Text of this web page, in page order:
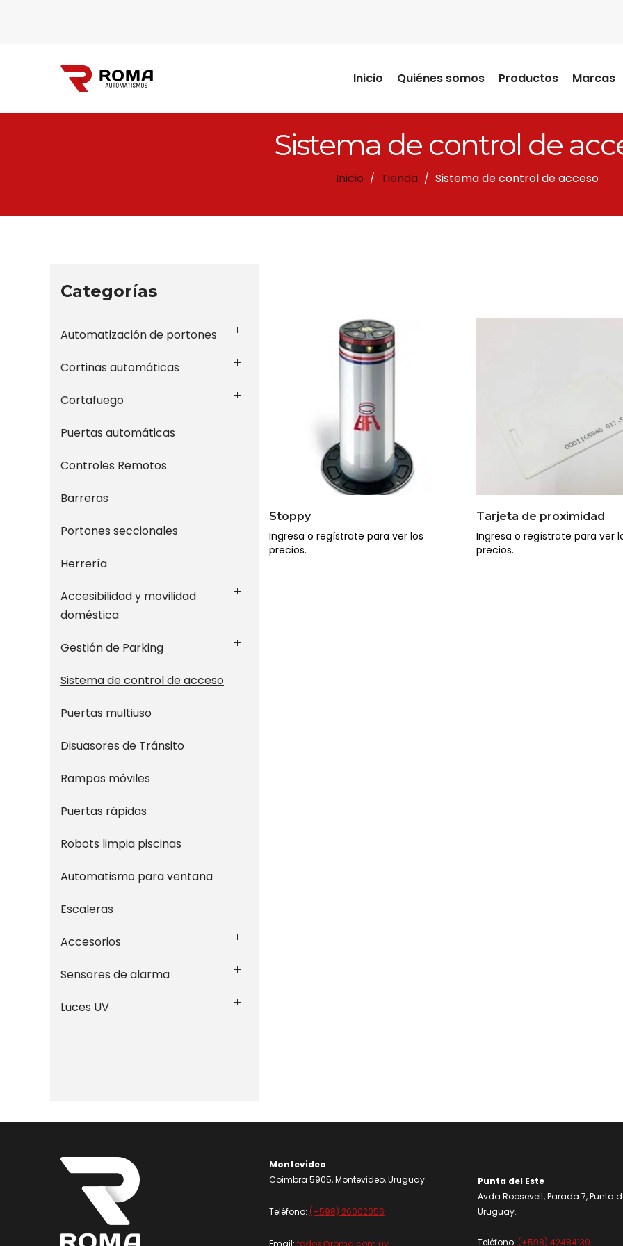
Roma
Inicio Quiénes somos Productos Marcas
Sistema de control de
Inicio / Tienda / Sistema de control de acceso
Stoppy
Ingresa o regístrate para ver los
precios.
Tarjeta de proximidad
Ingresa o regístrate para ver
precios.
Categorías
Automatización de portones
Cortinas automáticas
Cortafuego
Puertas automáticas
Controles Remotos
Barreras
Portones seccionales
Herrería
Accesibilidad y movilidad
doméstica
Gestión de Parking
Sistema de control de acceso
Puertas multiuso
Disuasores de Tránsito
Rampas móviles
Puertas rápidas
Robots limpia piscinas
Automatismo para ventana
Escaleras
Accesorios
Sensores de alarma
Luces UV
Montevideo
Coimbra 5905, Montevideo, Uruguay.
Teléfono: (+598) 26002056
Email: todos@roma.com.uy
Punta del Este
Avda Roosevelt, Parada 7, Punta
Uruguay.
Teléfono: (+598) 42484139